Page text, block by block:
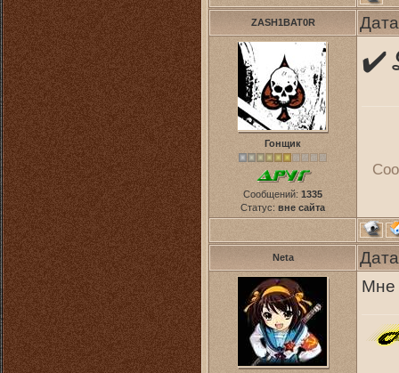
ZASH1BAT0R
Гонщик
Сообщений: 1335
Статус: вне сайта
✔️
Neta
Мне